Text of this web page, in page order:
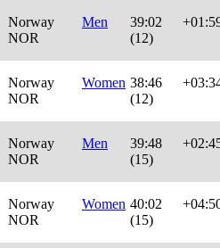
Norway
NOR
Men
39:02
(12)
Norway
NOR
Women 38:46
(12)
Norway
NOR
Men
39:48
(15)
Norway
NOR
Women 40:02
(15)